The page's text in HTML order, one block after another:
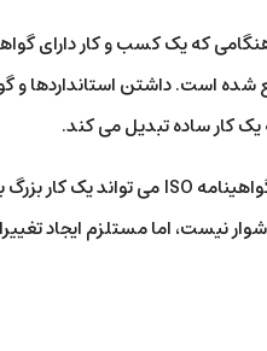
است. داشتن استانداردها و
یک کار ساده تبدیل می کند.